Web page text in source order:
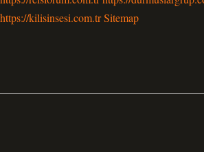
https://kilisinsesi.com.trSitemap